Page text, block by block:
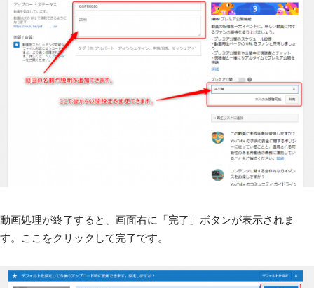
動画処理が終了すると、画面右に「完了」ボタンが表示されま
す。ここをクリックして完了です。